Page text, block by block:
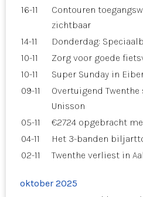
16-11
Contouren
zichtbaar
14-11
Donderdag:
10-11
Zorg voor goede
10-11
Super Sunday in
09-11
Overtuigend
Unisson
05-11
€2724 opgebracht
04-11
Het 3-banden
02-11
Twenthe verliest in
oktober 2025